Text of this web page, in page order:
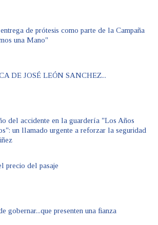
de prótesis como parte de la Campaña
una Mano"
DE JOSÉ LEÓN SANCHEZ...
del accidente en la guardería "Los Años
un llamado urgente a reforzar la seguridad
precio del pasaje
gobernar...que presenten una fianza